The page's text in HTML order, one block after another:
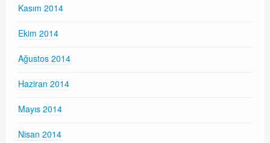
Kasım 2014
Ekim 2014
Ağustos 2014
Haziran 2014
Mayıs 2014
Nisan 2014